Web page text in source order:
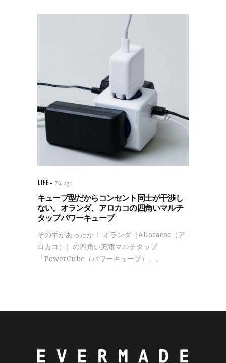
LIFE 7年 ago
キューブ型だからコンセント同士が干渉し
ない。オランダ、アロカコの四角いマルチ
タップパワーキューブ
その手があったか！ オランダ［Allocacoc（ア
ロカコ）］の四角い充電マルチタップ
「PowerCube（パワーキューブ）」。